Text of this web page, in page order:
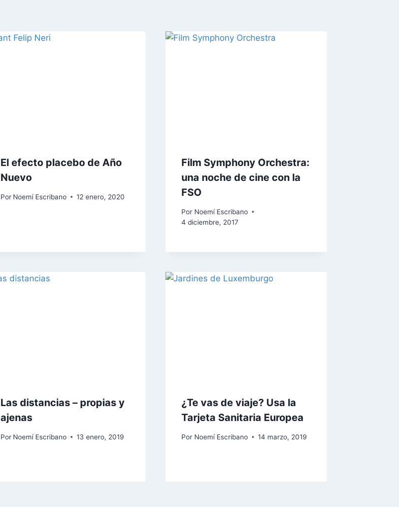
El efecto placebo de Año
Nuevo
Por Noemí Escribano 12 enero, 2020
Film Symphony Orchestra:
una noche de cine con la
FSO
Por Noemí Escribano
4 diciembre, 2017
Las distancias – propias y
ajenas
Por Noemí Escribano 13 enero, 2019
¿Te vas de viaje? Usa la
Tarjeta Sanitaria Europea
Por Noemí Escribano 14 marzo, 2019